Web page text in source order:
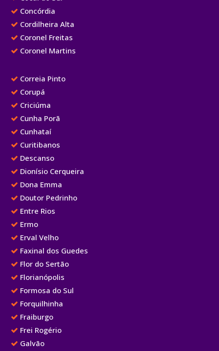
Concórdia
Cordilheira Alta
Coronel Freitas
Coronel Martins
Correia Pinto
Corupá
Criciúma
Cunha Porã
Cunhataí
Curitibanos
Descanso
Dionísio Cerqueira
Dona Emma
Doutor Pedrinho
Entre Rios
Ermo
Erval Velho
Faxinal dos Guedes
Flor do Sertão
Florianópolis
Formosa do Sul
Forquilhinha
Fraiburgo
Frei Rogério
Galvão